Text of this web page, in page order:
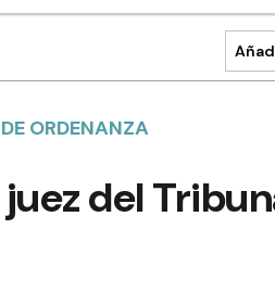
ORDENANZA
del